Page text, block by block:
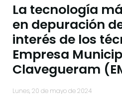
La tecnología
en depuración
interés de los
Empresa
Clavegueram
lunes, 20 de mayo de 2024